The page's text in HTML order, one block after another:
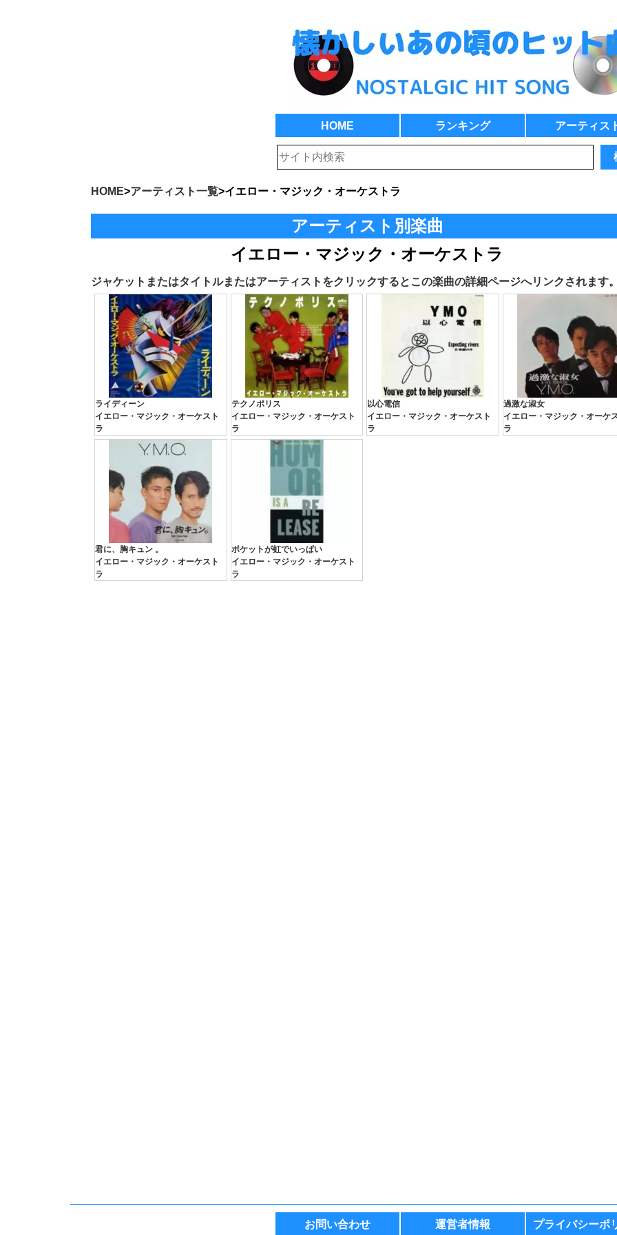
HOME ランキング アーティス
HOME>アーティスト一覧>イエロー・マジック・オーケストラ
アーティスト別楽曲
イエロー・マジック・オーケストラ
ジャケットまたはタイトルまたはアーティストをクリックするとこの楽曲の詳細ページへリンクされます
ライディーン
イエロー・マジック・オーケスト
ラ
テクノポリス
イエロー・マジック・オーケスト
ラ
以心電信
イエロー・マジック・オーケスト
ラ
過激な淑女
イエロー・マジック・オーケ
ラ
君に、胸キュン 。
イエロー・マジック・オーケスト
ラ
ポケットが虹でいっぱい
イエロー・マジック・オーケスト
ラ
お問い合わせ 運営者情報 プライバシーポ